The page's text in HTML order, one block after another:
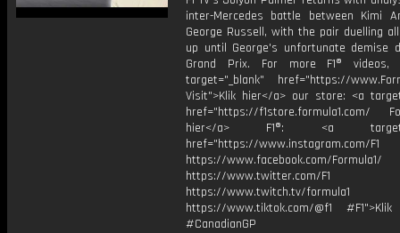
inter-Mercedes battle between Kimi
George Russell, with the pair duelling
up until George's unfortunate demise
Grand Prix. For more F1®
target="_blank" href="https://
Visit">Klik hier</a> our store: <a
href="https://f1store.formula1.com/
hier</a> F1®: <a
href="https://www.instagram.com/F1
https://www.facebook.com/Formula1/
https://www.twitter.com/F1
https://www.twitch.tv/formula1
https://www.tiktok.com/@f1
#CanadianGP